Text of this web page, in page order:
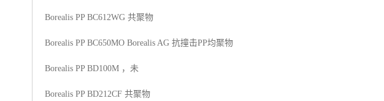
Borealis PP BC612WG 共聚物
Borealis PP BC650MO Borealis AG 抗撞击PP均聚物
Borealis PP BD100M ，未
Borealis PP BD212CF 共聚物